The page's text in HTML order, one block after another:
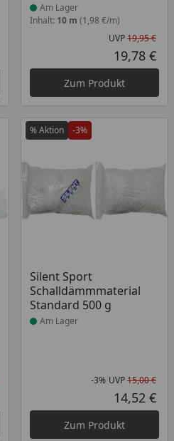
Preis
Am Lager
Inhalt: 10 m (1,98 €/m)
UVP19,95 €
19,78 €
Zum Produkt
in ProzentPreis
Preis
% Aktion -3%
Silent Sport
Schalldämmmaterial
Standard 500 g
Produkt am Lager
Am Lager
-3% UVP15,00 €
14,52 €
Zum Produkt